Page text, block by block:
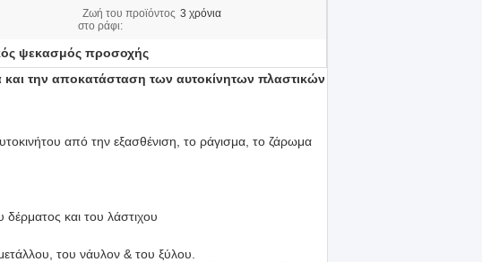
Ζωή του προϊόντος
στο ράφι:
3 χρόνια
ψεκασμός προσοχής
την αποκατάσταση των αυτοκίνητων πλαστικών
από την εξασθένιση, το ράγισμα, το ζάρωμα
δέρματος και του λάστιχου
του νάυλον & του ξύλου.